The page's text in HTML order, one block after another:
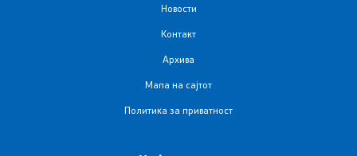
Новости
Контакт
Архива
Мапа на сајтот
Политика за приватност